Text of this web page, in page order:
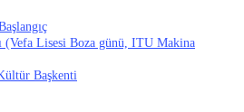
(Vefa Lisesi Boza günü, ITU Makina
Başkenti